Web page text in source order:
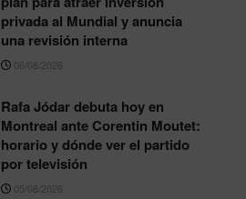
privada al Mundial y anuncia
una revisión interna
06/08/2026
Rafa Jódar debuta hoy en
Montreal ante Corentin Moutet:
horario y dónde ver el partido
por televisión
05/08/2026